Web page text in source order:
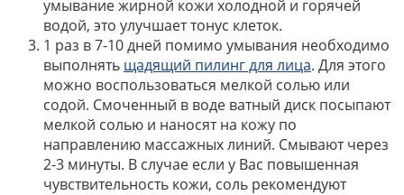
умывание жирной кожи холодной и горячей
водой, это улучшает тонус клеток.
1 раз в 7-10 дней помимо умывания необходимо
выполнять щадящий пилинг для лица. Для этого
можно воспользоваться мелкой солью или
содой. Смоченный в воде ватный диск посыпают
мелкой солью и наносят на кожу по
направлению массажных линий. Смывают через
2-3 минуты. В случае если у Вас повышенная
чувствительность кожи, соль рекомендуют